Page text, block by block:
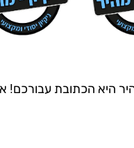
היא הכתובת עבורכם! אנו